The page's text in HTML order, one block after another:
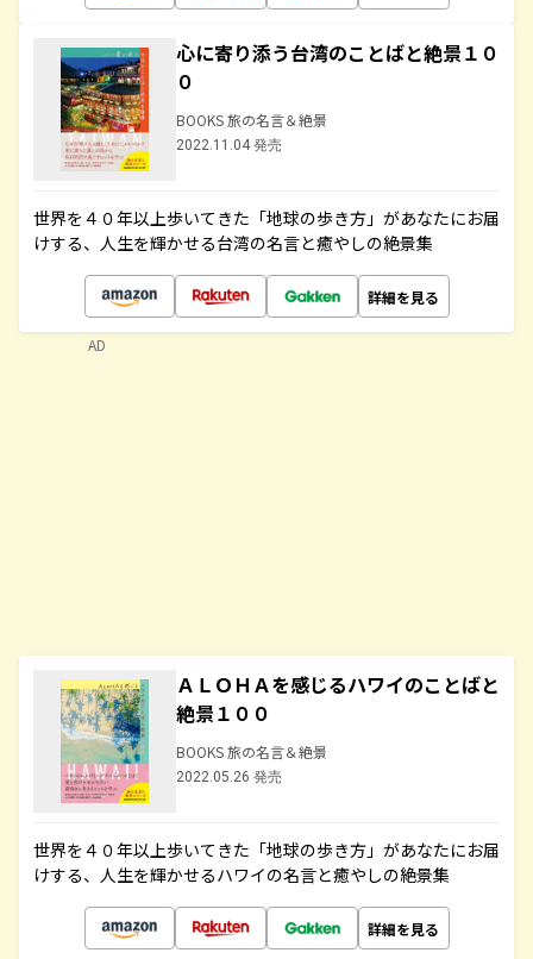
心に寄り添う台湾のことばと絶景１０
０
BOOKS 旅の名言＆絶景
2022.11.04 発売
世界を４０年以上歩いてきた「地球の歩き方」があなたにお届
けする、人生を輝かせる台湾の名言と癒やしの絶景集
詳細を見る
ＡＬＯＨＡを感じるハワイのことばと
絶景１００
BOOKS 旅の名言＆絶景
2022.05.26 発売
世界を４０年以上歩いてきた「地球の歩き方」があなたにお届
けする、人生を輝かせるハワイの名言と癒やしの絶景集
詳細を見る
AD